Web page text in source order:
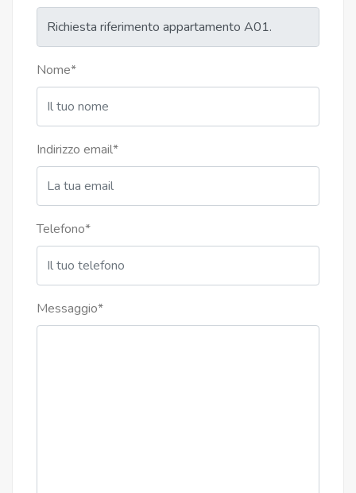
Nome*
Indirizzo email*
Telefono*
Messaggio*